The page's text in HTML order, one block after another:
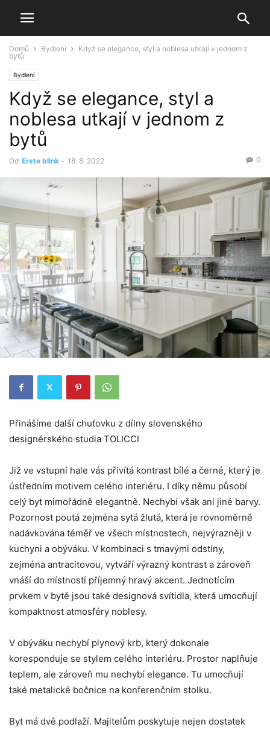
Domů Bydlení
Když se elegance, styl a noblesa utkají v jednom z
bytů
Bydlení
Když se elegance, styl a
noblesa utkají v jednom z
bytů
Od Erste blink - 18. 8. 2022 0
Přinášíme další chuťovku z dílny slovenského
designérského studia TOLICCI
Již ve vstupní hale vás přivítá kontrast bílé a černé, který je
ústředním motivem celého interiéru. I díky němu působí
celý byt mimořádně elegantně. Nechybí však ani jiné barvy.
Pozornost poutá zejména sytá žlutá, která je rovnoměrně
nadávkována téměř ve všech místnostech, nejvýrazněji v
kuchyni a obýváku. V kombinaci s tmavými odstíny,
zejména antracitovou, vytváří výrazný kontrast a zároveň
vnáší do místností příjemný hravý akcent. Jednotícím
prvkem v bytě jsou také designová svítidla, která umocňují
kompaktnost atmosféry noblesy.
V obýváku nechybí plynový krb, který dokonale
koresponduje se stylem celého interiéru. Prostor naplňuje
teplem, ale zároveň mu nechybí elegance. Tu umocňují
také metalické bočnice na konferenčním stolku.
Byt má dvě podlaží. Majitelům poskytuje nejen dostatek
Nezbytné
Tyto
soubory
cookie
nejsou
volitelné.
nezbytné
pro
Abychom
mohli
zlepšovat
funkčnost
a
strukturu
webových
stránek na
základě
se
webové
používají.
Uživatelská
zkušenost
Aby naše
webové
stránky
fungovaly při
nejlépe.